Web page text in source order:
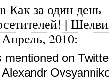
Как за один день
|
2010:
on